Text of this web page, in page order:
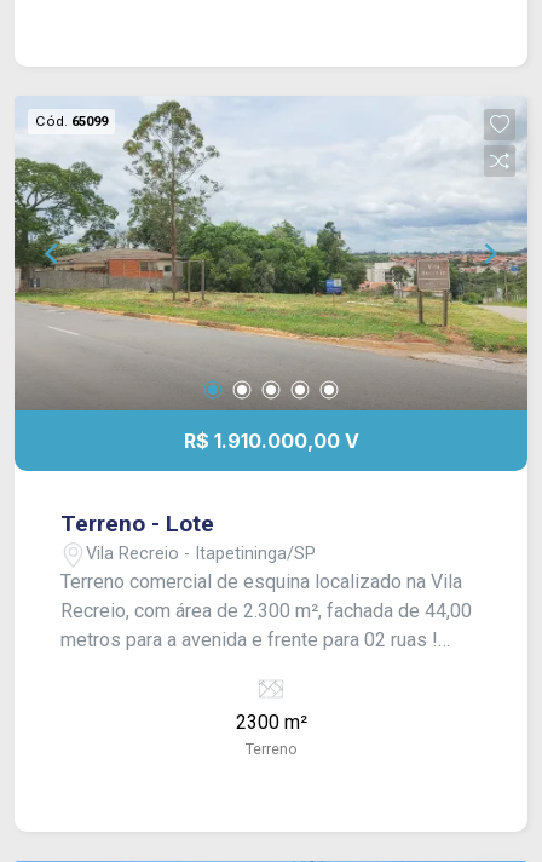
Cód. 65099
R$ 1.910.000,00 V
Terreno - Lote
Vila Recreio - Itapetininga/SP
Terreno comercial de esquina localizado na Vila
Recreio, com área de 2.300 m², fachada de 44,00
metros para a avenida e frente para 02 ruas !
2300 m²
Terreno